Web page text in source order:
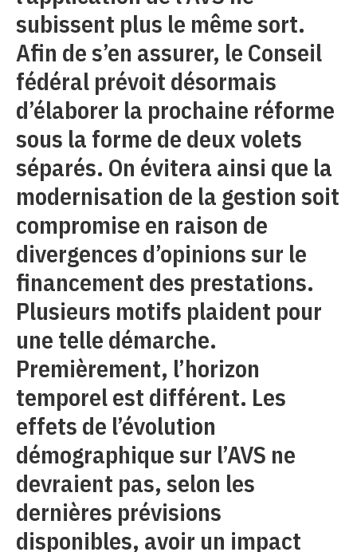
subissent plus le même sort.
Afin de s’en assurer, le Conseil
fédéral prévoit désormais
d’élaborer la prochaine réforme
sous la forme de deux volets
séparés. On évitera ainsi que la
modernisation de la gestion soit
compromise en raison de
divergences d’opinions sur le
financement des prestations.
Plusieurs motifs plaident pour
une telle démarche.
Premièrement, l’horizon
temporel est différent. Les
effets de l’évolution
démographique sur l’AVS ne
devraient pas, selon les
dernières prévisions
disponibles, avoir un impact